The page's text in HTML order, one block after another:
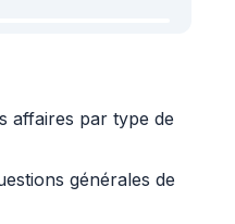
affaires par type de
générales de